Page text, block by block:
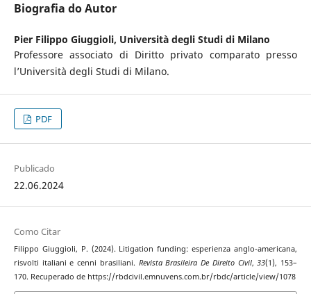
Biografia do Autor
Pier Filippo Giuggioli, Università degli Studi di Milano
Professore associato di Diritto privato comparato presso
l’Università degli Studi di Milano.
PDF
Publicado
22.06.2024
Como Citar
Filippo Giuggioli, P. (2024). Litigation funding: esperienza anglo-americana,
risvolti italiani e cenni brasiliani. Revista Brasileira De Direito Civil,33(1), 153–
170. Recuperado de https://rbdcivil.emnuvens.com.br/rbdc/article/view/1078